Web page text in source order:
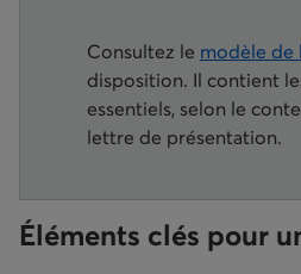
Consultez le modèle de
s’ouvre dans un nouvel
disposition. Il contient
essentiels, selon le
lettre de présentation.
Éléments clés pour